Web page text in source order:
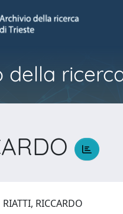
della
RIATTI, RICCARDO